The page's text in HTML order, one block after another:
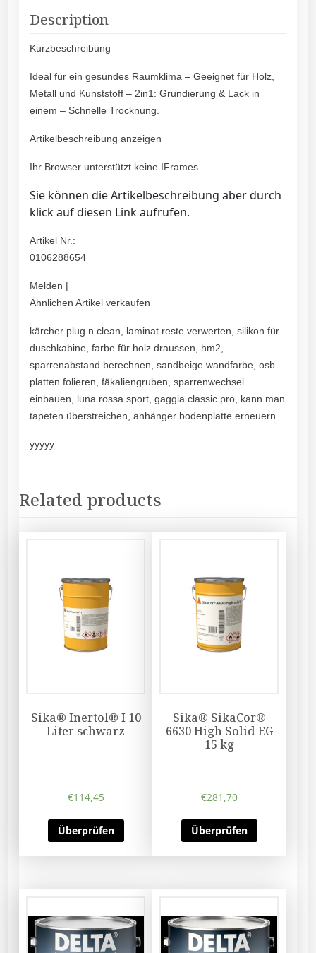
Description
Kurzbeschreibung
Ideal für ein gesundes Raumklima – Geeignet für Holz,
Metall und Kunststoff – 2in1: Grundierung & Lack in
einem – Schnelle Trocknung.
Artikelbeschreibung anzeigen
Ihr Browser unterstützt keine IFrames.
Sie können die Artikelbeschreibung aber durch
klick auf diesen Link aufrufen.
Artikel Nr.:
0106288654
Melden |
Ähnlichen Artikel verkaufen
kärcher plug n clean, laminat reste verwerten, silikon für
duschkabine, farbe für holz draussen, hm2,
sparrenabstand berechnen, sandbeige wandfarbe, osb
platten folieren, fäkaliengruben, sparrenwechsel
einbauen, luna rossa sport, gaggia classic pro, kann man
tapeten überstreichen, anhänger bodenplatte erneuern
yyyyy
Related products
Sika® Inertol® I 10
Liter schwarz
€114,45
Überprüfen
Sika® SikaCor®
6630 High Solid EG
15 kg
€281,70
Überprüfen